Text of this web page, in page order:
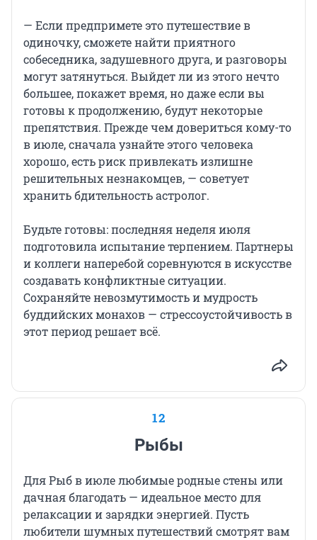
— Если предпримете это путешествие в
одиночку, сможете найти приятного
собеседника, задушевного друга, и разговоры
могут затянуться. Выйдет ли из этого нечто
большее, покажет время, но даже если вы
готовы к продолжению, будут некоторые
препятствия. Прежде чем довериться кому-то
в июле, сначала узнайте этого человека
хорошо, есть риск привлекать излишне
решительных незнакомцев, — советует
хранить бдительность астролог.
Будьте готовы: последняя неделя июля
подготовила испытание терпением. Партнеры
и коллеги наперебой соревнуются в искусстве
создавать конфликтные ситуации.
Сохраняйте невозмутимость и мудрость
буддийских монахов — стрессоустойчивость в
этот период решает всё.
12
Рыбы
Для Рыб в июле любимые родные стены или
дачная благодать — идеальное место для
релаксации и зарядки энергией. Пусть
любители шумных путешествий смотрят вам